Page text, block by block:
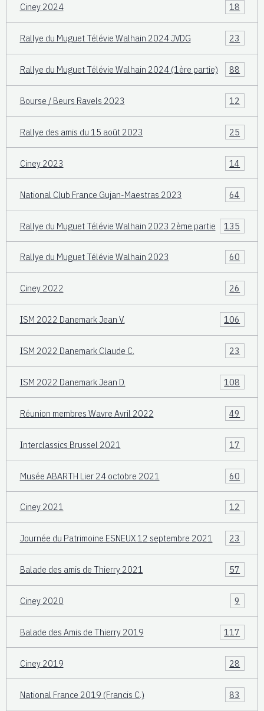
Ciney 2024 18
Rallye du Muguet Télévie Walhain 2024 JVDG 23
Rallye du Muguet Télévie Walhain 2024 (1ère partie) 88
Bourse / Beurs Ravels 2023 12
Rallye des amis du 15 août 2023 25
Ciney 2023 14
National Club France Gujan-Maestras 2023 64
Rallye du Muguet Télévie Walhain 2023 2ème partie 135
Rallye du Muguet Télévie Walhain 2023 60
Ciney 2022 26
ISM 2022 Danemark Jean V. 106
ISM 2022 Danemark Claude C. 23
ISM 2022 Danemark Jean D. 108
Réunion membres Wavre Avril 2022 49
Interclassics Brussel 2021 17
Musée ABARTH Lier 24 octobre 2021 60
Ciney 2021 12
Journée du Patrimoine ESNEUX 12 septembre 2021 23
Balade des amis de Thierry 2021 57
Ciney 2020 9
Balade des Amis de Thierry 2019 117
Ciney 2019 28
National France 2019 (Francis C.) 83